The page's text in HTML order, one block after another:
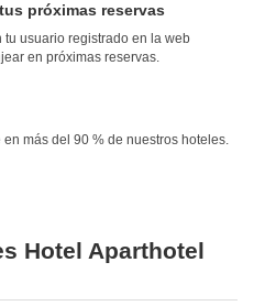
próximas reservas
usuario registrado en la web
en próximas reservas.
más del 90 % de nuestros hoteles.
Hotel Aparthotel